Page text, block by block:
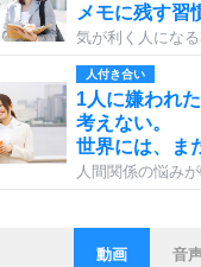
メモに残す習
気が利く人にな
人付き合い
1人に嫌われ
考えない。
世界には、ま
人間関係の悩み
ストレス対策
動画 音